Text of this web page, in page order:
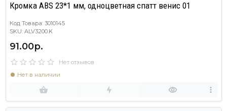
Кромка ABS 23*1 мм, одноцветная спатт венис 01
Код Товара: 3010145
SKU: ALV3200.K
91.00р.
Нет отзывов
Нет в наличии